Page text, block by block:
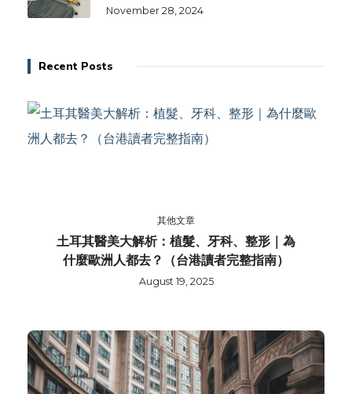
November 28, 2024
Recent Posts
其他文章
土耳其醫美大解析：植髮、牙科、整形｜為
什麼歐洲人都去？（台港讀者完整指南）
August 19, 2025